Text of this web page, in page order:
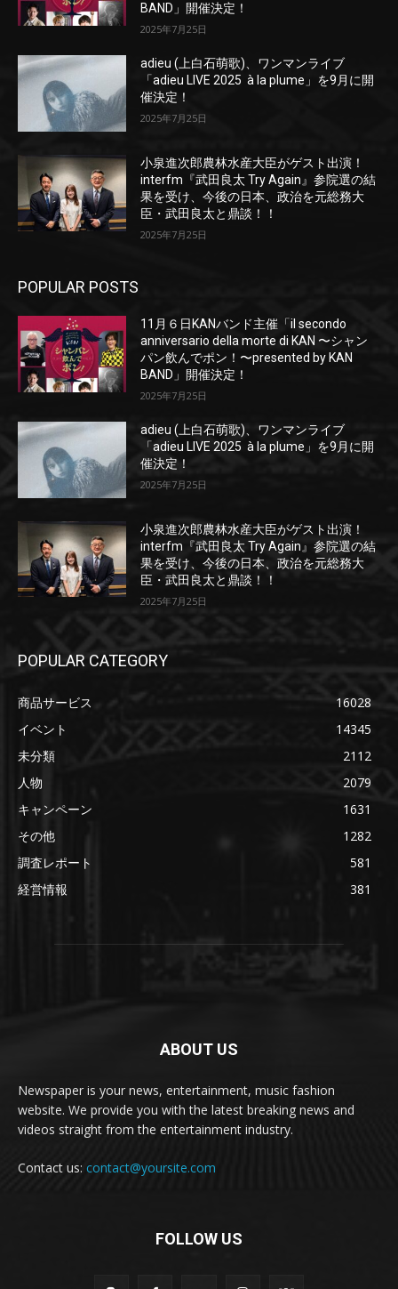
BAND」開催決定！
2025年7月25日
adieu (上白石萌歌)、ワンマンライブ
「adieu LIVE 2025 à la plume」を9月に開
催決定！
2025年7月25日
小泉進次郎農林水産大臣がゲスト出演！
interfm『武田良太 Try Again』参院選の結
果を受け、今後の日本、政治を元総務大
臣・武田良太と鼎談！！
2025年7月25日
POPULAR POSTS
11月６日KANバンド主催「il secondo
anniversario della morte di KAN 〜シャン
パン飲んでポン！〜presented by KAN
BAND」開催決定！
2025年7月25日
adieu (上白石萌歌)、ワンマンライブ
「adieu LIVE 2025 à la plume」を9月に開
催決定！
2025年7月25日
小泉進次郎農林水産大臣がゲスト出演！
interfm『武田良太 Try Again』参院選の結
果を受け、今後の日本、政治を元総務大
臣・武田良太と鼎談！！
2025年7月25日
POPULAR CATEGORY
商品サービス
16028
イベント
14345
未分類
2112
人物
2079
キャンペーン
1631
その他
1282
調査レポート
581
経営情報
381
ABOUT US
Newspaper is your news, entertainment, music fashion
website. We provide you with the latest breaking news and
videos straight from the entertainment industry.
Contact us: contact@yoursite.com
FOLLOW US